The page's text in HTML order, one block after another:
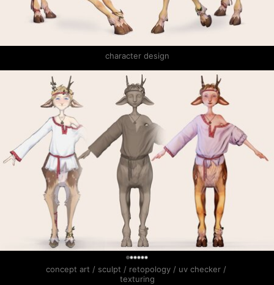
character design
concept art / sculpt / retopology / uv checker /
texturing